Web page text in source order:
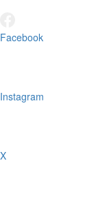
Facebook
Instagram
X